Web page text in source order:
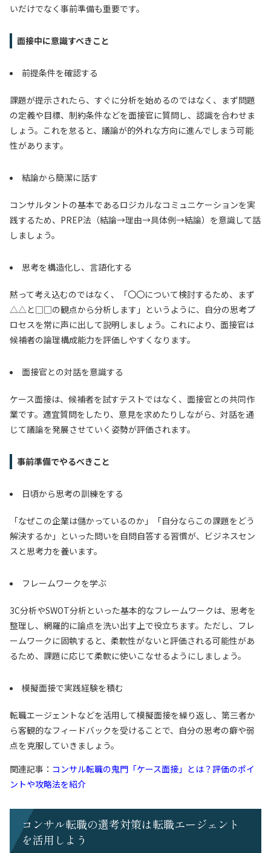
いだけでなく事前準備も重要です。
面接中に意識すべきこと
前提条件を確認する
課題が提示されたら、すぐに分析を始めるのではなく、まず問題
の定義や目標、制約条件などを面接官に質問し、認識を合わせま
しょう。これを怠ると、議論が的外れな方向に進んでしまう可能
性があります。
結論から簡潔に話す
コンサルタントの基本であるロジカルなコミュニケーションを実
践するため、PREP法（結論→理由→具体例→結論）を意識して話
しましょう。
思考を構造化し、言語化する
黙って考え込むのではなく、「〇〇について検討するため、まず
△△と□□の観点から分析します」というように、自分の思考プ
ロセスを常に声に出して説明しましょう。これにより、面接官は
候補者の論理構成能力を評価しやすくなります。
面接官との対話を意識する
ケース面接は、候補者を試すテストではなく、面接官との共同作
業です。適宜質問をしたり、意見を求めたりしながら、対話を通
じて議論を発展させていく姿勢が評価されます。
事前準備でやるべきこと
日頃から思考の訓練をする
「なぜこの企業は儲かっているのか」「自分ならこの課題をどう
解決するか」といった問いを自問自答する習慣が、ビジネスセン
スと思考力を養います。
フレームワークを学ぶ
3C分析やSWOT分析といった基本的なフレームワークは、思考を
整理し、網羅的に論点を洗い出す上で役立ちます。ただし、フレ
ームワークに固執すると、柔軟性がないと評価される可能性があ
るため、課題に応じて柔軟に使いこなせるようにしましょう。
模擬面接で実践経験を積む
転職エージェントなどを活用して模擬面接を繰り返し、第三者か
ら客観的なフィードバックを受けることで、自分の思考の癖や弱
点を克服していきましょう。
関連記事： コンサル転職の鬼門「ケース面接」とは？評価のポイ
ントや攻略法を紹介
コンサル転職の選考対策は転職エージェント
を活用しよう